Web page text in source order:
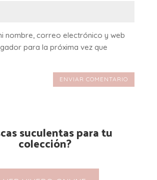
nombre, correo electrónico y web
para la próxima vez que
ENVIAR COMENTARIO
suculentas para tu
colección?